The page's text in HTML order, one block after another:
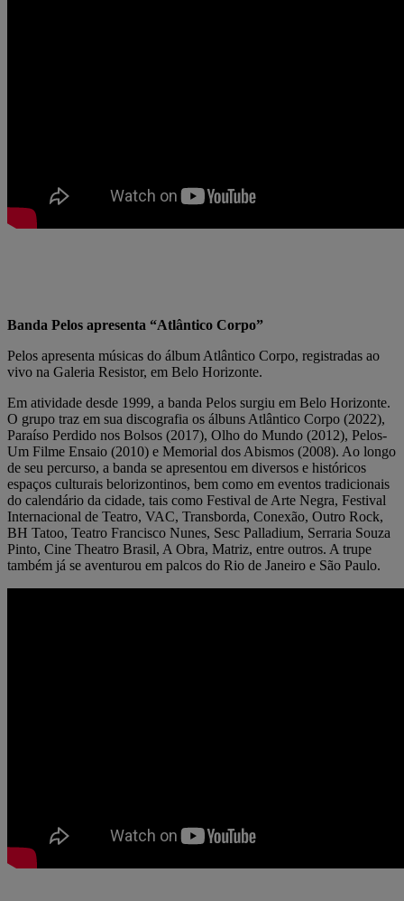
Banda Pelos apresenta “Atlântico Corpo”
Pelos apresenta músicas do álbum Atlântico Corpo, registradas ao
vivo na Galeria Resistor, em Belo Horizonte.
Em atividade desde 1999, a banda Pelos surgiu em Belo Horizonte.
O grupo traz em sua discografia os álbuns Atlântico Corpo (2022),
Paraíso Perdido nos Bolsos (2017), Olho do Mundo (2012), Pelos-
Um Filme Ensaio (2010) e Memorial dos Abismos (2008). Ao longo
de seu percurso, a banda se apresentou em diversos e históricos
espaços culturais belorizontinos, bem como em eventos tradicionais
do calendário da cidade, tais como Festival de Arte Negra, Festival
Internacional de Teatro, VAC, Transborda, Conexão, Outro Rock,
BH Tatoo, Teatro Francisco Nunes, Sesc Palladium, Serraria Souza
Pinto, Cine Theatro Brasil, A Obra, Matriz, entre outros. A trupe
também já se aventurou em palcos do Rio de Janeiro e São Paulo.